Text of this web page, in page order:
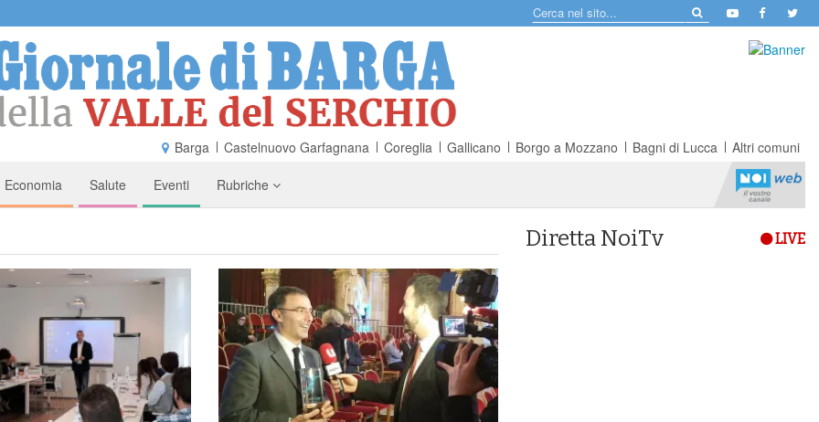
Barga Castelnuovo Garfagnana Coreglia Gallicano Borgo a Mozzano Bagni di Lucca Altri comuni
Economia Salute Eventi Rubriche
Diretta NoiTv LIVE